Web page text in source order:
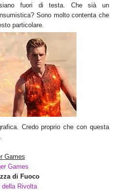
siano fuori di testa. Che sià un
Sono molto contenta che
particolare.
Credo proprio che con questa
Games
Games
di Fuoco
Rivolta